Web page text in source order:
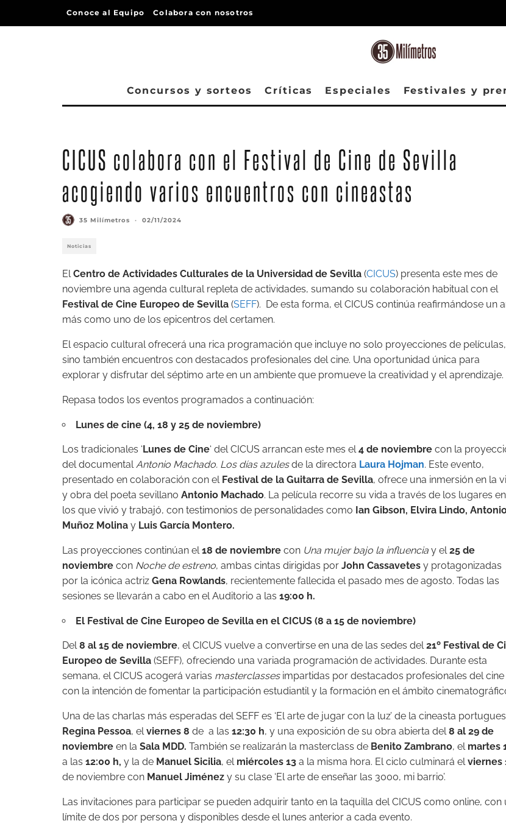
Conoce al Equipo Colabora con nosotros
Concursos y sorteos Críticas Especiales Festivales y
CICUS colabora con el Festival de Cine de Sevilla
acogiendo varios encuentros con cineastas
35 Milímetros · 02/11/2024
Noticias
ElCentro de Actividades Culturales de la Universidad de Sevilla (CICUS) presenta este mes de
noviembre una agenda cultural repleta de actividades, sumando su colaboración habitual con el
Festival de Cine Europeo de Sevilla (SEFF). De esta forma, el CICUS continúa reafirmándose un
más como uno de los epicentros del certamen.
El espacio cultural ofrecerá una rica programación que incluye no solo proyecciones de películas,
sino también encuentros con destacados profesionales del cine. Una oportunidad única para
explorar y disfrutar del séptimo arte en un ambiente que promueve la creatividad y el aprendizaje.
Repasa todos los eventos programados a continuación:
Lunes de cine (4, 18 y 25 de noviembre)
Los tradicionales ‘Lunes de Cine‘ del CICUS arrancan este mes el4 de noviembre con la
del documentalAntonio Machado. Los días azulesde la directora Laura Hojman. Este evento,
presentado en colaboración con el Festival de la Guitarra de Sevilla, ofrece una inmersión en la
y obra del poeta sevillano Antonio Machado. La película recorre su vida a través de los lugares en
los que vivió y trabajó, con testimonios de personalidades como Ian Gibson, Elvira Lindo,
Muñoz Molina y Luis García Montero.
Las proyecciones continúan el18 de noviembre con Una mujer bajo la influencia y el25 de
noviembre con Noche de estreno, ambas cintas dirigidas por John Cassavetes y protagonizadas
por la icónica actriz Gena Rowlands, recientemente fallecida el pasado mes de agosto. Todas las
sesiones se llevarán a cabo en el Auditorio a las 19:00 h.
El Festival de Cine Europeo de Sevilla en el CICUS (8 a 15 de noviembre)
Del8 al 15 de noviembre, el CICUS vuelve a convertirse en una de las sedes del21º Festival de
Europeo de Sevilla (SEFF), ofreciendo una variada programación de actividades. Durante esta
semana, el CICUS acogerá varias masterclassesimpartidas por destacados profesionales del cine
con la intención de fomentar la participación estudiantil y la formación en el ámbito
Una de las charlas más esperadas del SEFF es ‘El arte de jugar con la luz’ de la cineasta
Regina Pessoa, elviernes 8 de a las 12:30 h, y una exposición de su obra abierta del8 al 29 de
noviembre en la Sala MDD. También se realizarán la masterclass de Benito Zambrano, el martes
a las 12:00 h, y la de Manuel Sicilia, el miércoles 13 a la misma hora. El ciclo culminará elviernes
de noviembre con Manuel Jiménez y su clase ‘El arte de enseñar las 3000, mi barrio’.
Las invitaciones para participar se pueden adquirir tanto en la taquilla del CICUS como online, con
límite de dos por persona y disponibles desde el lunes anterior a cada evento.